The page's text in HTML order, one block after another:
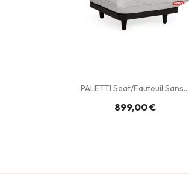
PALETTI Seat/Fauteuil Sans...
899,00 €